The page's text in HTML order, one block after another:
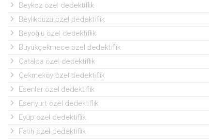
Beykoz özel dedektiflik
Beylikdüzü özel dedektiflik
Beyoğlu özel dedektiflik
Büyükçekmece özel dedektiflik
Çatalca özel dedektiflik
Çekmeköy özel dedektiflik
Esenler özel dedektiflik
Esenyurt özel dedektiflik
Eyüp özel dedektiflik
Fatih özel dedektiflik